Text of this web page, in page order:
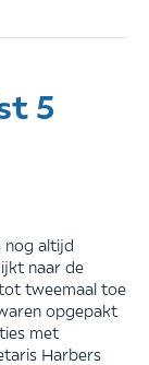
5
nog altijd
naar de
tweemaal toe
opgepakt
met
Harbers